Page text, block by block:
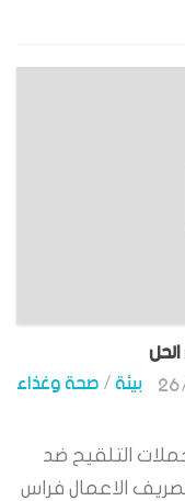
بيئة/صحة وغذاء
التلقيح ضد
الاعمال فراس